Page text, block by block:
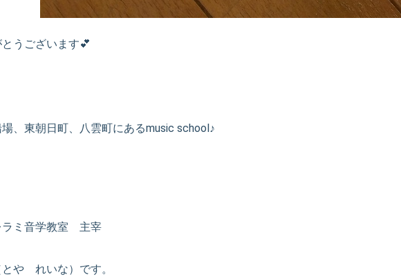
うございます💕
、東朝日町、八雲町にあるmusic school♪
ラミ音学教室 主宰
や れいな）です。